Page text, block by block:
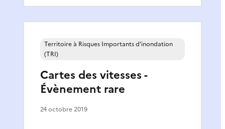
Cartes des vitesses -
Évènement rare
Territoire à Risques Importants d’inondation
(TRI)
24 octobre 2019